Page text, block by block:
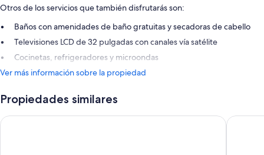
Otros de los servicios que también disfrutarás son:
Baños con amenidades de baño gratuitas y secadoras de cabello
Televisiones LCD de 32 pulgadas con canales vía satélite
Cocinetas, refrigeradores y microondas
Ver más información sobre la propiedad
Propiedades similares
James Cook Hotel Grand Chancellor